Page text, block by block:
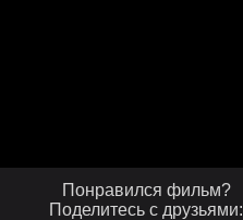
Понравился фильм?
Поделитесь с друзьями: